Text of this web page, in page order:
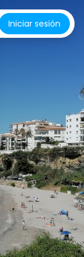
Iniciar sesión